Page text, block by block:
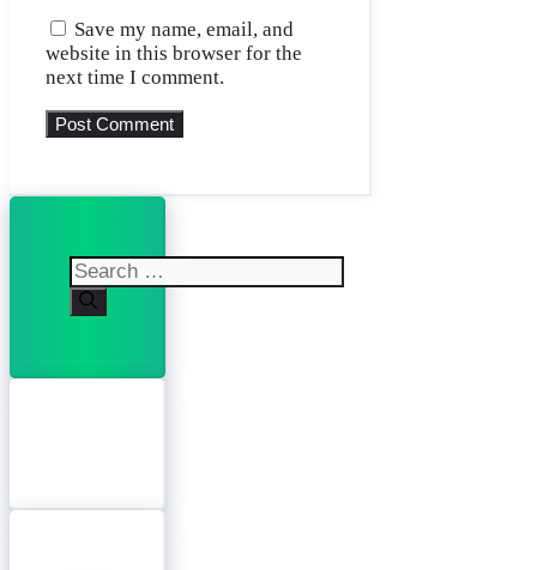
Save my name, email, and
website in this browser for the
next time I comment.
Search
for: